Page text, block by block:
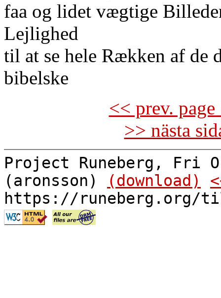
faa og lidet vægtige
Lejlighed
til at se hele Rækken af de
bibelske
<< prev.
>> nästa
Project Runeberg, Fri
(aronsson)
(download)
https://runeberg.org/